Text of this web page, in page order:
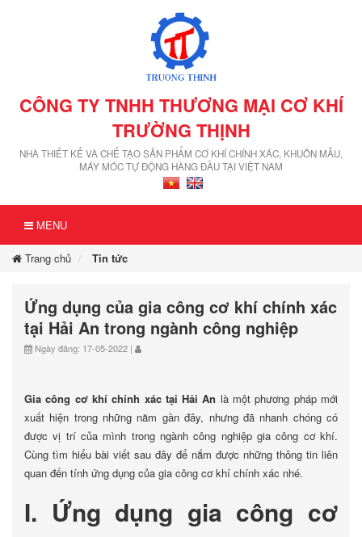
CÔNG TY TNHH THƯƠNG MẠI CƠ KHÍ
TRƯỜNG THỊNH
NHÀ THIẾT KẾ VÀ CHẾ TẠO SẢN PHẨM CƠ KHÍ CHÍNH XÁC, KHUÔN MẪU,
MÁY MÓC TỰ ĐỘNG HÀNG ĐẦU TẠI VIỆT NAM
MENU
Trang chủ Tin tức
Ứng dụng của gia công cơ khí chính xác
tại Hải An trong ngành công nghiệp
Ngày đăng: 17-05-2022 |
Gia công cơ khí chính xác tại Hải An là một phương pháp mới
xuất hiện trong những năm gần đây, nhưng đã nhanh chóng có
được vị trí của mình trong ngành công nghiệp gia công cơ khí.
Cùng tìm hiểu bài viết sau đây để nắm được những thông tin liên
quan đến tính ứng dụng của gia công cơ khí chính xác nhé.
I. Ứng dụng gia công cơ